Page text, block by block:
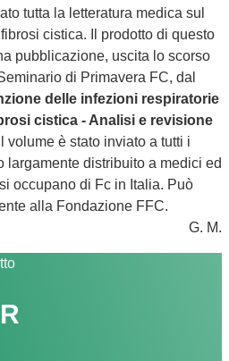
tutta la letteratura medica sul
cistica. Il prodotto di questo
pubblicazione, uscita lo scorso
di Primavera FC, dal
delle infezioni respiratorie
cistica - Analisi e revisione
volume è stato inviato a tutti i
largamente distribuito a medici ed
occupano di Fc in Italia. Può
alla Fondazione FFC.
G. M.